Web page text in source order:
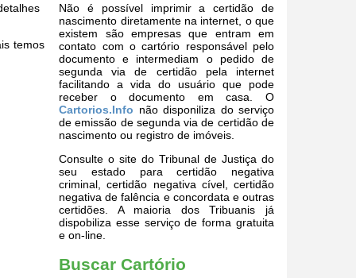
temos
Não é possível imprimir a certidão de
nascimento diretamente na internet, o que
existem são empresas que entram em
contato com o cartório responsável pelo
documento e intermediam o pedido de
segunda via de certidão pela internet
facilitando a vida do usuário que pode
receber o documento em casa. O
Cartorios.Info não disponiliza do serviço
de emissão de segunda via de certidão de
nascimento ou registro de imóveis.
Consulte o site do Tribunal de Justiça do
seu estado para certidão negativa
criminal, certidão negativa cível, certidão
negativa de falência e concordata e outras
certidões. A maioria dos Tribuanis já
dispobiliza esse serviço de forma gratuita
e on-line.
Buscar Cartório